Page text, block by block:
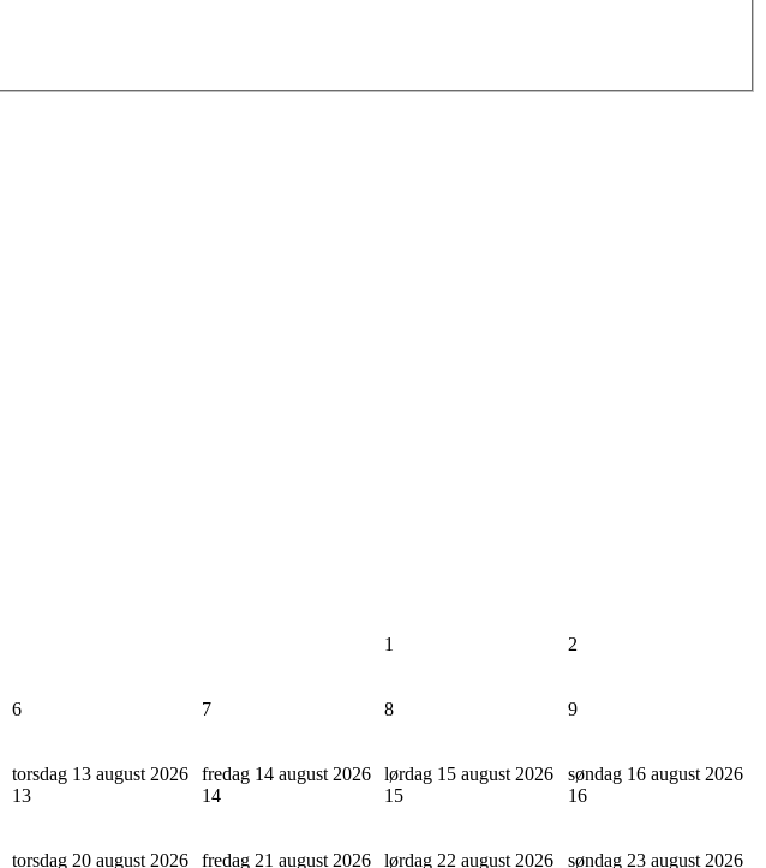
1 2
6 7 8 9
torsdag 13 august 2026
13
fredag 14 august 2026
14
lørdag 15 august 2026
15
søndag 16 august 2026
16
torsdag 20 august 2026 fredag 21 august 2026 lørdag 22 august 2026 søndag 23 august 2026